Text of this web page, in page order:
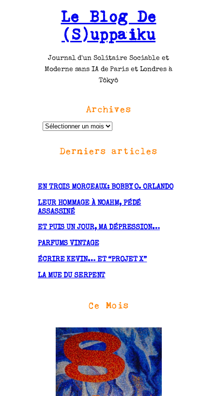
Le Blog De
(S)uppaiku
Journal d'un Solitaire Sociable et
Moderne sans IA de Paris et Londres à
Tôkyô
Archives
A
v
s
Derniers articles
EN TROIS MORCEAUX: BOBBY O. ORLANDO
LEUR HOMMAGE À NOAHM, PÉDÉ
ASSASSINÉ
ET PUIS UN JOUR, MA DÉPRESSION…
PARFUMS VINTAGE
ÉCRIRE KEVIN… ET “PROJET X”
LA MUE DU SERPENT
Ce Mois